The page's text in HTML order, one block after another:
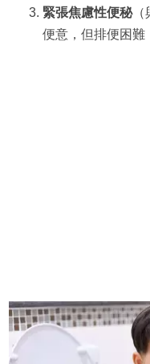
緊張焦慮性便秘（
便意，但排便困難